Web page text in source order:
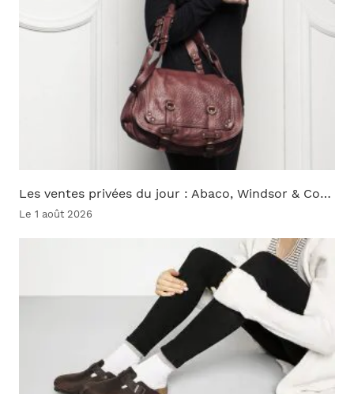
Les ventes privées du jour : Abaco, Windsor & Co…
Le 1 août 2026